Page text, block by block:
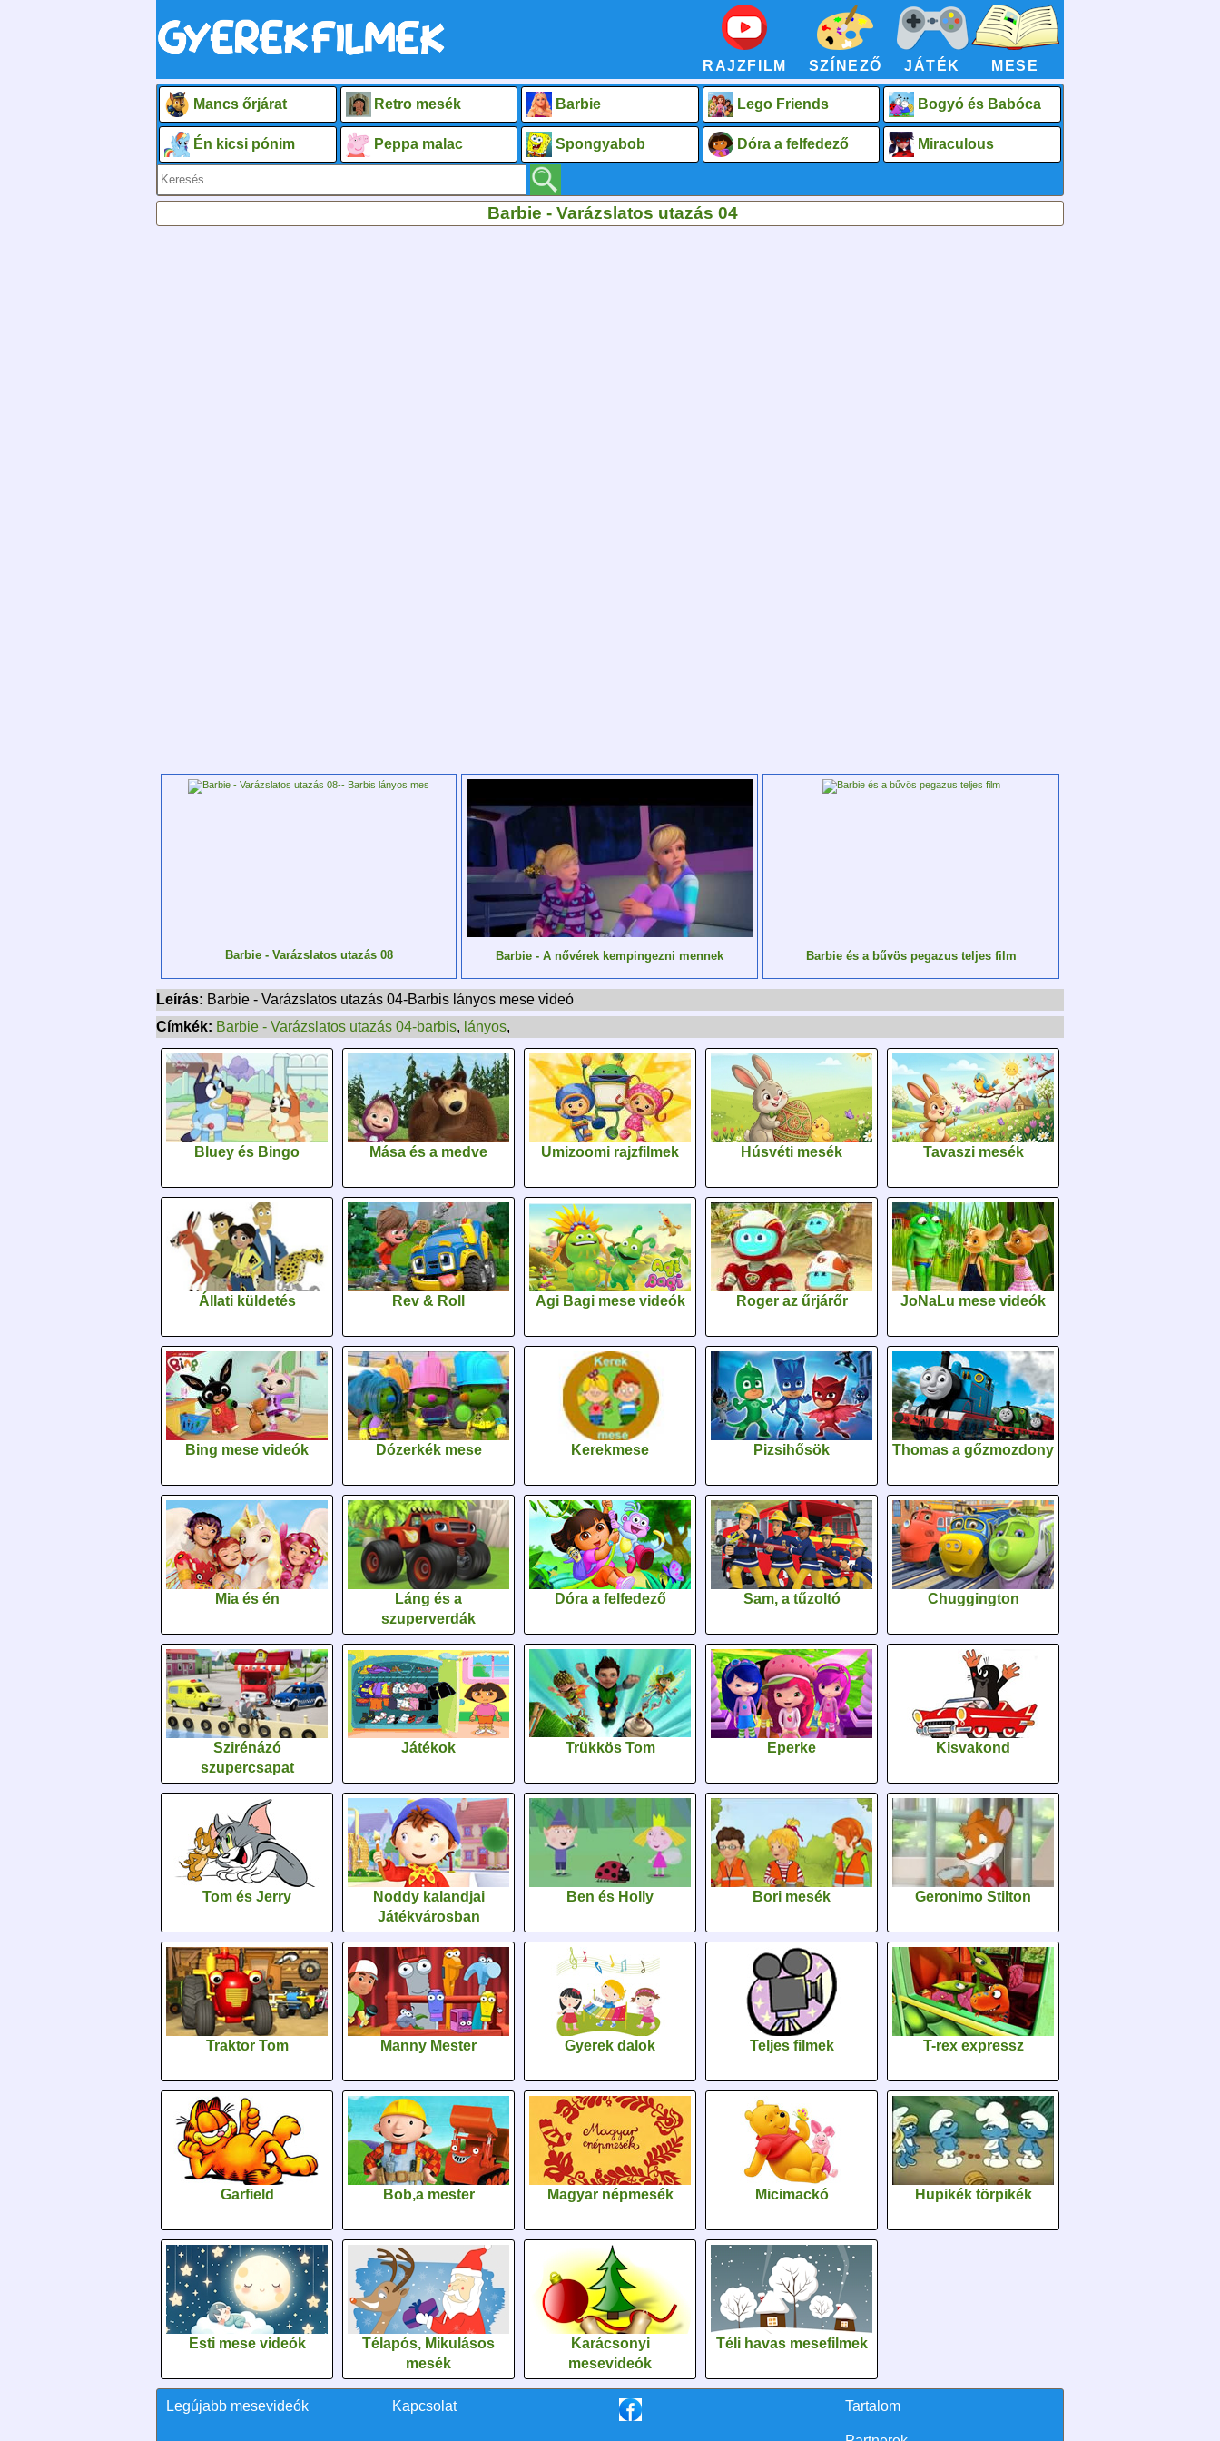
RAJZFILM SZÍNEZŐ JÁTÉK MESE
Mancs őrjárat Retro mesék Barbie Lego Friends Bogyó és Babóca
Én kicsi pónim Peppa malac Spongyabob Dóra a felfedező Miraculous
Barbie - Varázslatos utazás 04
Barbie - Varázslatos utazás 08 Barbie - A nővérek kempingezni mennek Barbie és a bűvös pegazus teljes film
Leírás: Barbie - Varázslatos utazás 04-Barbis lányos mese videó
Címkék: Barbie - Varázslatos utazás 04-barbis, lányos,
Bluey és Bingo Mása és a medve Umizoomi rajzfilmek Húsvéti mesék Tavaszi mesék
Állati küldetés Rev & Roll Agi Bagi mese videók Roger az űrjárőr JoNaLu mese videók
Bing mese videók Dózerkék mese Kerekmese Pizsihősök Thomas a gőzmozdony
Mia és én
Láng és a
szuperverdák
Dóra a felfedező Sam, a tűzoltó Chuggington
Szirénázó
szupercsapat
Játékok Trükkös Tom Eperke Kisvakond
Tom és Jerry
Noddy kalandjai
Játékvárosban
Ben és Holly Bori mesék Geronimo Stilton
Traktor Tom Manny Mester Gyerek dalok Teljes filmek T-rex expressz
Garfield Bob,a mester Magyar népmesék Micimackó Hupikék törpikék
Esti mese videók
Télapós, Mikulásos
mesék
Karácsonyi
mesevideók
Téli havas mesefilmek
Legújabb mesevideók Kapcsolat Tartalom